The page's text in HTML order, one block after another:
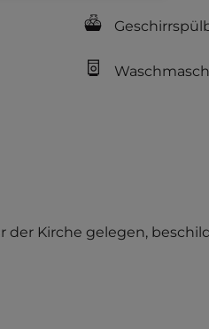
der Kirche gelegen,